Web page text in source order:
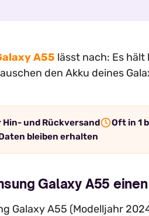
A55 lässt nach: Es hält
den Akku deines
Hin- und Rückversand
Oft in 1
bleiben erhalten
Galaxy A55
Galaxy A55 (Modelljahr